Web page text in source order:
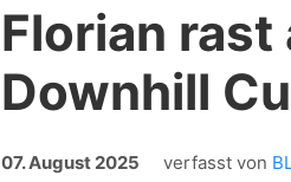
Florian rast
Downhill
07. August 2025 verfasst von